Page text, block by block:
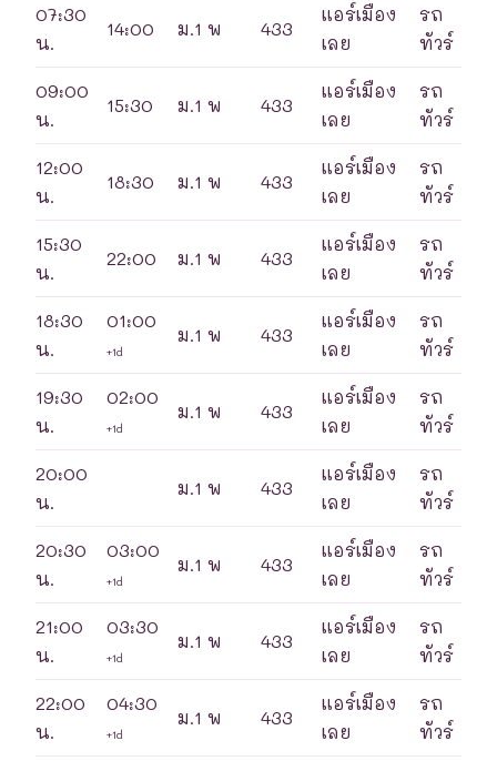
07:30
น.
14:00 ม.1 พ 433
แอร์เมือง
เลย
รถ
ทัวร์
09:00
น.
15:30 ม.1 พ 433
แอร์เมือง
เลย
รถ
ทัวร์
12:00
น.
18:30 ม.1 พ 433
แอร์เมือง
เลย
รถ
ทัวร์
15:30
น.
22:00 ม.1 พ 433
แอร์เมือง
เลย
รถ
ทัวร์
18:30
น.
01:00
+1d
ม.1 พ 433
แอร์เมือง
เลย
รถ
ทัวร์
19:30
น.
02:00
+1d
ม.1 พ 433
แอร์เมือง
เลย
รถ
ทัวร์
20:00
น.
ม.1 พ 433
แอร์เมือง
เลย
รถ
ทัวร์
20:30
น.
03:00
+1d
ม.1 พ 433
แอร์เมือง
เลย
รถ
ทัวร์
21:00
น.
03:30
+1d
ม.1 พ 433
แอร์เมือง
เลย
รถ
ทัวร์
22:00
น.
04:30
+1d
ม.1 พ 433
แอร์เมือง
เลย
รถ
ทัวร์